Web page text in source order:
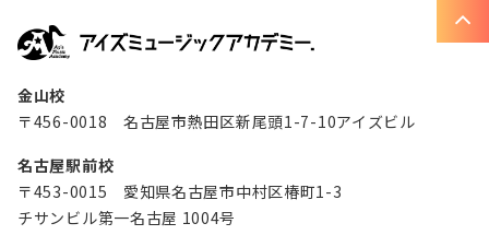
金山校
〒456-0018 名古屋市熱田区新尾頭1-7-10アイズビル
名古屋駅前校
〒453-0015 愛知県名古屋市中村区椿町1-3
チサンビル第一名古屋 1004号